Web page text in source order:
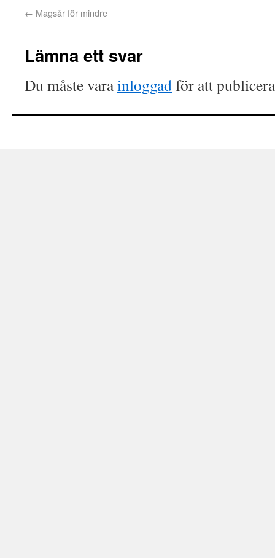
← Magsår för mindre
Lämna ett svar
Du måste varainloggadför att